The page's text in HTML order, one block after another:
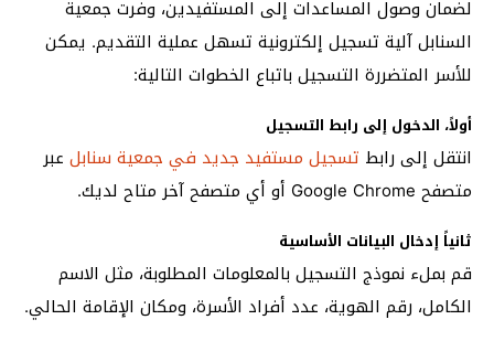
لضمان وصول المساعدات إلى المستفيدين، وفرت جمعية
السنابل آلية تسجيل إلكترونية تسهل عملية التقديم. يمكن
للأسر المتضررة التسجيل باتباع الخطوات التالية:
أولاً، الدخول إلى رابط التسجيل
انتقل إلى رابط تسجيل مستفيد جديد في جمعية سنابل عبر
متصفح Google Chrome أو أي متصفح آخر متاح لديك.
ثانياً إدخال البيانات الأساسية
قم بملء نموذج التسجيل بالمعلومات المطلوبة، مثل الاسم
الكامل، رقم الهوية، عدد أفراد الأسرة، ومكان الإقامة الحالي.